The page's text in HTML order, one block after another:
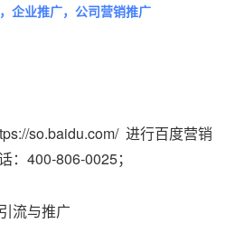
企业推广，公司营销推广
so.baidu.com/ 进行百度营销
：400-806-0025；
流与推广